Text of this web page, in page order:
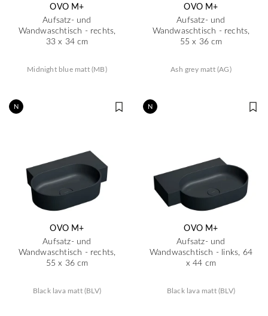
OVO M+
Aufsatz- und
Wandwaschtisch - rechts,
33 x 34 cm
Midnight blue matt (MB)
OVO M+
Aufsatz- und
Wandwaschtisch - rechts,
55 x 36 cm
Ash grey matt (AG)
N
OVO M+
Aufsatz- und
Wandwaschtisch - rechts,
55 x 36 cm
Black lava matt (BLV)
N
OVO M+
Aufsatz- und
Wandwaschtisch - links, 64
x 44 cm
Black lava matt (BLV)